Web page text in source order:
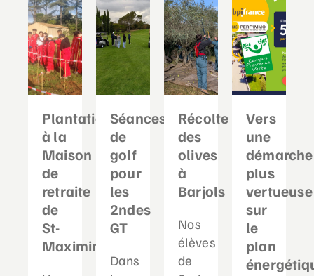
Plantation
à la
Maison
de
retraite
de
St-
Maximin
Séances
de
golf
pour
les
2ndes
GT
Dans
Récolte
des
olives
à
Barjols
Nos
élèves
de
Vers
une
démarche
plus
vertueuse
sur
le
plan